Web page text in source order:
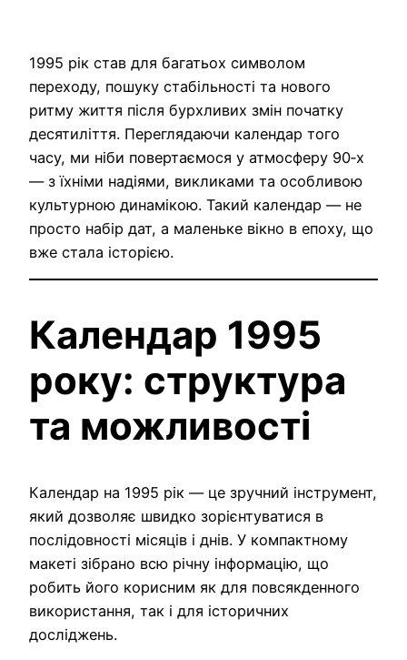
1995 рік став для багатьох символом
переходу, пошуку стабільності та нового
ритму життя після бурхливих змін початку
десятиліття. Переглядаючи календар того
часу, ми ніби повертаємося у атмосферу 90‑х
— з їхніми надіями, викликами та особливою
культурною динамікою. Такий календар — не
просто набір дат, а маленьке вікно в епоху, що
вже стала історією.
Календар 1995
року: структура
та можливості
Календар на 1995 рік — це зручний інструмент,
який дозволяє швидко зорієнтуватися в
послідовності місяців і днів. У компактному
макеті зібрано всю річну інформацію, що
робить його корисним як для повсякденного
використання, так і для історичних
досліджень.